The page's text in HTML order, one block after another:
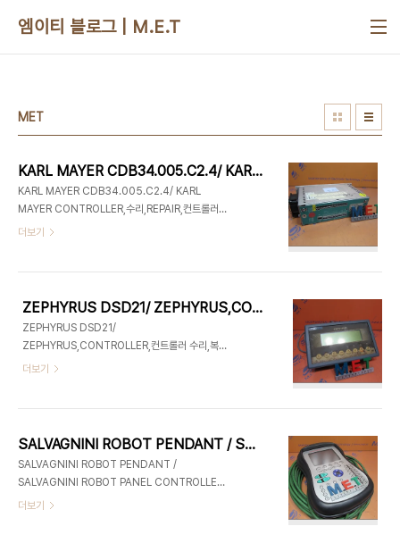
엠이티 블로그 | M.E.T
MET
KARL MAYER CDB34.005.C2.4/ KARL MAYER CONTROLLER,수리,REPAIR,컨트롤러 수리,산업용 전자장비 판매&수리 (주)엠이티 1초견적
KARL MAYER CDB34.005.C2.4/ KARL
MAYER CONTROLLER,수리,REPAIR,컨트롤러
수리,산업용 전자장비 판매&수리 (주)엠이티 1초견
의, 이제는 바로바로 문의 하자! ※궁금하면 무엇이든
모바일에서도 바로바로 전화 하자! [작동이 안될 경
우 이미지를 길게 눌러주세요]
더보기
ZEPHYRUS DSD21/ ZEPHYRUS,CONTROLLER,컨트롤러 수리,복원,산업용전자장비,REPAIR,유지보수,판매&수리_(주)엠이티_1초견적
ZEPHYRUS DSD21/
ZEPHYRUS,CONTROLLER,컨트롤러 수리,복원,
산업용전자장비,REPAIR,유지보수,판매&수리_(주)
구매/수리 문의, 이제는 바로바로 문의 하자! ※궁금
하면 무엇이든 모바일에서도 바로바로 전화 하자!
[작동이 안될 경우 이미지를 길게 눌러주세요]
더보기
SALVAGNINI ROBOT PENDANT / SALVAGNINI ROBOT PANEL CONTROLLER,펜던트 수리,컨트롤러 수리,로봇 컨트롤러 수리,실바니니 로봇 펜던트 수리,수리,REPAIR,산업용전자장비 판매&수리_(주)엠이티_1초견적
SALVAGNINI ROBOT PENDANT /
SALVAGNINI ROBOT PANEL CONTROLLER,
펜던트 수리,컨트롤러 수리,로봇 컨트롤러 수리,실바
더보기